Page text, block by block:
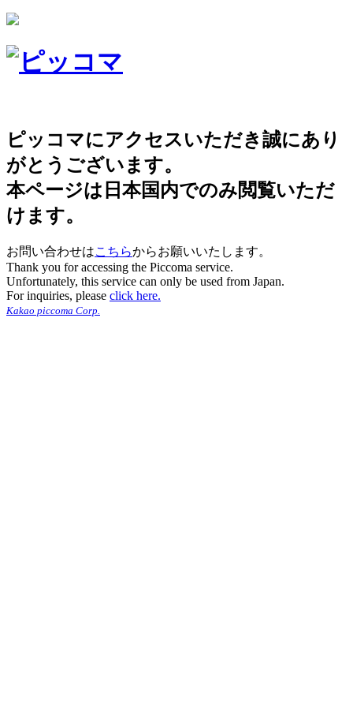
ピッコマにアクセスいただき誠にあり
がとうございます。
本ページは日本国内でのみ閲覧いただ
けます。
お問い合わせはこちらからお願いいたします。
Thank you for accessing the Piccoma service.
Unfortunately, this service can only be used from Japan.
For inquiries, please click here.
Kakao piccoma Corp.